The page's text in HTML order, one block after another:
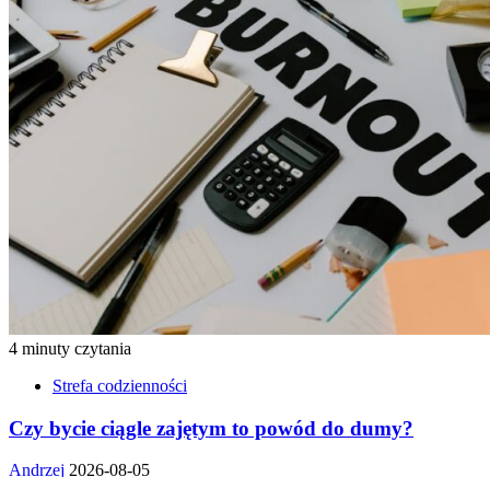
4 minuty czytania
Strefa codzienności
Czy bycie ciągle zajętym to powód do dumy?
Andrzej 2026-08-05